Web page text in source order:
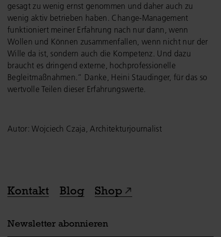
gesagt zu wenig ernst genommen und daher auch zu
wenig aktiv betrieben haben. Change-Management
funktioniert meiner Erfahrung nach nur dann, wenn
Wollen und Können zusammenfallen, wenn nicht nur der
Wille da ist, sondern auch die Kompetenz. Und dazu
braucht es dringend externe, hochprofessionelle
Begleitmaßnahmen.“ Danke, Heini Staudinger, für das so
wertvolle Teilen dieser Erfahrungswerte.
Autor: Wojciech Czaja, Architekturjournalist
Kontakt Blog Shop
Newsletter abonnieren